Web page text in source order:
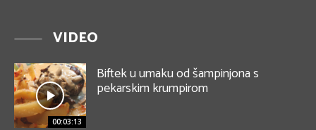
VIDEO
00:03:13
Biftek u umaku od šampinjona s
pekarskim krumpirom